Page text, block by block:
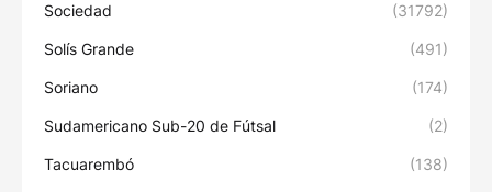
Sociedad (31792)
Solís Grande (491)
Soriano (174)
Sudamericano Sub-20 de Fútsal (2)
Tacuarembó (138)